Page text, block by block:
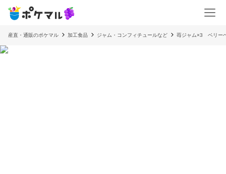
産直・通販のポケマル 加工食品 ジャム・コンフィチュールなど 苺ジャム×3 ベリー